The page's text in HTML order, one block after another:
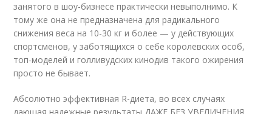
занятого в шоу-бизнесе практически невыполнимо. К
тому же она не предназначена для радикального
снижения веса на 10-30 кг и более — у действующих
спортсменов, у заботящихся о себе королевских особ,
топ-моделей и голливудских кинодив такого ожирения
просто не бывает.
Абсолютно эффективная R-диета, во всех случаях